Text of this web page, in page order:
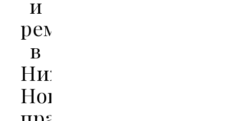
и
ремонт
в
Нижнем
Новгороде: